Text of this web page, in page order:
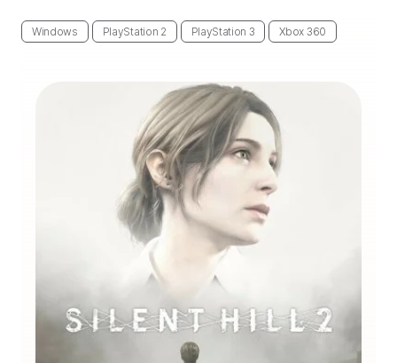
Windows PlayStation 2 PlayStation 3 Xbox 360